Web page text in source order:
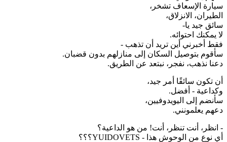
سيارة الإسعاف تشخر،
الطيران، الانزلاق،
سائق جيد يا-
لا يمكنك احتوائه.
فقط أخبرني أين تريد أن تذهب -
سأقوم بتوصيل السكان إلى منازلهم بدون قضبان.
دعنا نذهب، نفجر، نبتعد عن الطريق.
أن تكون سائقًا أمر جيد،
وكداعية - أفضل.
سأنضم إلى اليويدوفيين،
دعهم يعلمونني.
- انظر، أنت تنظر، أنت! من هو الداعية؟
أي نوع من الوحوش هذا - YUIDOVETS؟؟؟